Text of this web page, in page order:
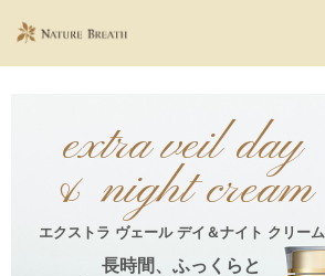
extra veil day
& night cream
エクストラ ヴェール デイ＆ナイト クリーム
長時間、ふっくらと